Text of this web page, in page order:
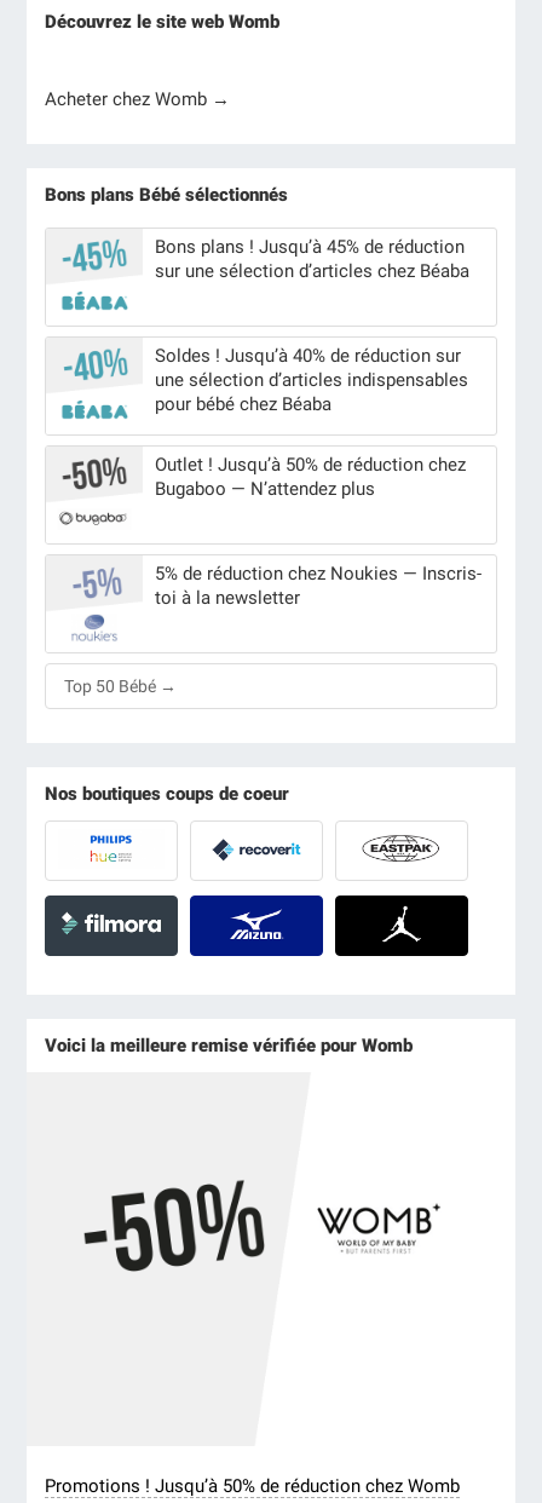
Découvrez le site web Womb
Acheter chez Womb →
Bons plans Bébé sélectionnés
Bons plans ! Jusqu’à 45% de réduction
sur une sélection d’articles chez Béaba
Soldes ! Jusqu’à 40% de réduction sur
une sélection d’articles indispensables
pour bébé chez Béaba
Outlet ! Jusqu’à 50% de réduction chez
Bugaboo — N’attendez plus
5% de réduction chez Noukies — Inscris-
toi à la newsletter
Top 50 Bébé →
Nos boutiques coups de coeur
Voici la meilleure remise vérifiée pour Womb
Promotions ! Jusqu’à 50% de réduction chez Womb